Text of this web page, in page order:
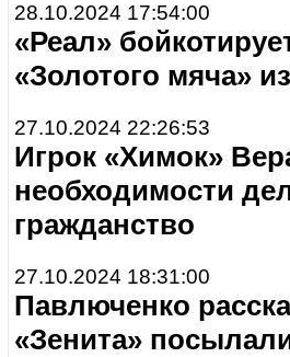
28.10.2024 17:54:00
«Реал»
«Золотого мяча»
27.10.2024 22:26:53
Игрок «Химок»
необходимости
гражданство
27.10.2024 18:31:00
Павлюченко
«Зенита»